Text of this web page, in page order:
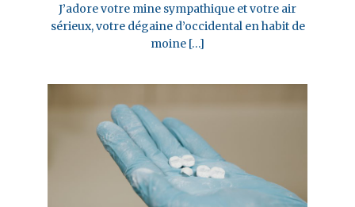
J’adore votre mine sympathique et votre air
sérieux, votre dégaine d’occidental en habit de
moine […]